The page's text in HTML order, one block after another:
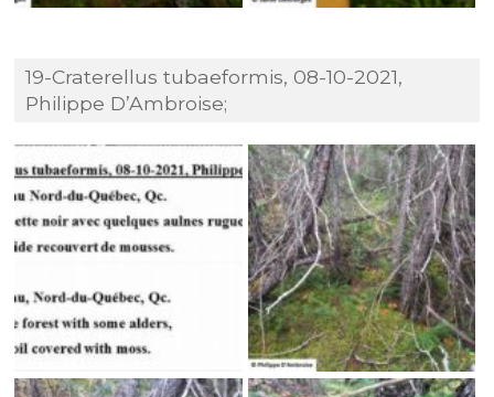
19-Craterellus tubaeformis, 08-10-2021,
Philippe D’Ambroise;